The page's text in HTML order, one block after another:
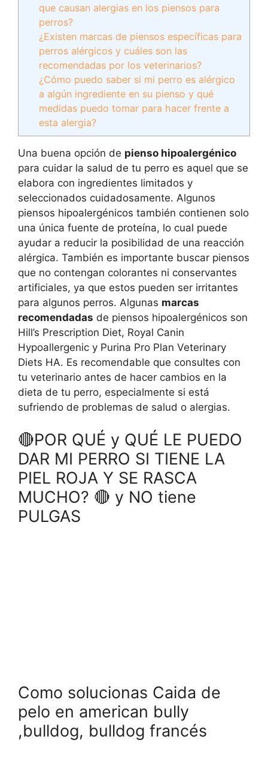
que causan alergias en los piensos para
perros?
¿Existen marcas de piensos específicas para
perros alérgicos y cuáles son las
recomendadas por los veterinarios?
¿Cómo puedo saber si mi perro es alérgico
a algún ingrediente en su pienso y qué
medidas puedo tomar para hacer frente a
esta alergia?
Una buena opción de pienso hipoalergénico
para cuidar la salud de tu perro es aquel que se
elabora con ingredientes limitados y
seleccionados cuidadosamente. Algunos
piensos hipoalergénicos también contienen solo
una única fuente de proteína, lo cual puede
ayudar a reducir la posibilidad de una reacción
alérgica. También es importante buscar piensos
que no contengan colorantes ni conservantes
artificiales, ya que estos pueden ser irritantes
para algunos perros. Algunas marcas
recomendadas de piensos hipoalergénicos son
Hill’s Prescription Diet, Royal Canin
Hypoallergenic y Purina Pro Plan Veterinary
Diets HA. Es recomendable que consultes con
tu veterinario antes de hacer cambios en la
dieta de tu perro, especialmente si está
sufriendo de problemas de salud o alergias.
🔴POR QUÉ y QUÉ LE PUEDO
DAR MI PERRO SI TIENE LA
PIEL ROJA Y SE RASCA
MUCHO? 🔴 y NO tiene
PULGAS
Como solucionas Caida de
pelo en american bully
,bulldog, bulldog francés